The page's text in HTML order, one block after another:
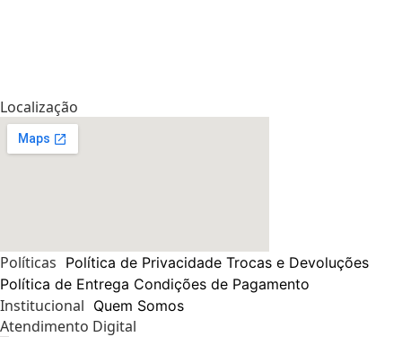
Localização
Políticas Política de Privacidade Trocas e Devoluções
Política de Entrega Condições de Pagamento
Institucional Quem Somos
Atendimento Digital